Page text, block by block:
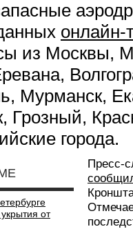
онлайн-
из Москвы,
Мурманск,
Грозный,
города.
от
Пресс-